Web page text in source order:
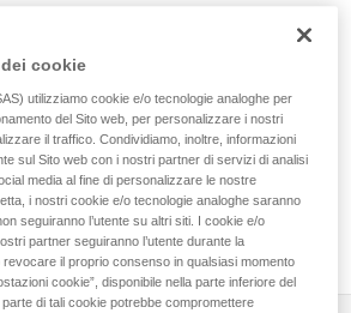
ricambio per il punto di attacco
imbracature della gamma ASTRO.
europea e internazionale.
parte al servizio post-vendita
cookie
utilizziamo cookie e/o tecnologie analoghe per
del Sito web, per personalizzare i nostri
il traffico. Condividiamo, inoltre, informazioni
sul Sito web con i nostri partner di servizi di analisi
media al fine di personalizzare le nostre
i nostri cookie e/o tecnologie analoghe saranno
seguiranno l’utente su altri siti. I cookie e/o
partner seguiranno l’utente durante la
revocare il proprio consenso in qualsiasi momento
cookie”, disponibile nella parte inferiore del
di tali cookie potrebbe compromettere